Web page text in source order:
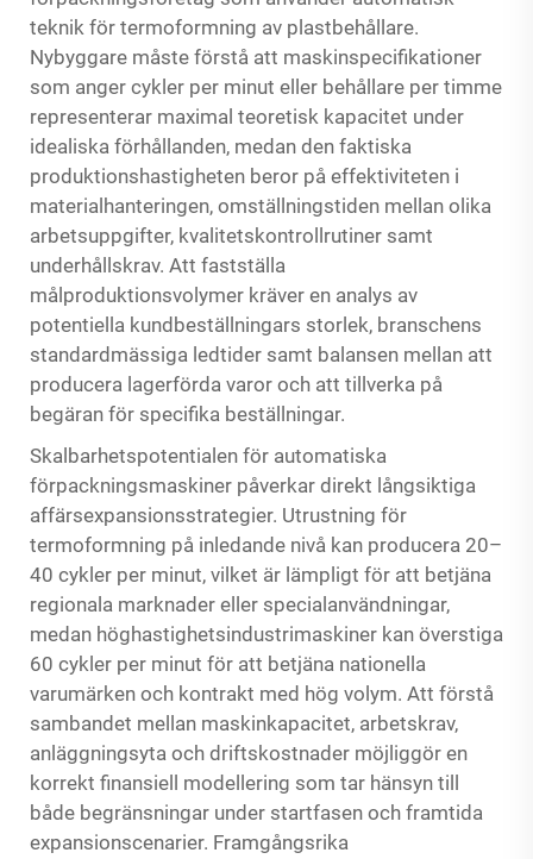
teknik för termoformning av plastbehållare.
Nybyggare måste förstå att maskinspecifikationer
som anger cykler per minut eller behållare per timme
representerar maximal teoretisk kapacitet under
idealiska förhållanden, medan den faktiska
produktionshastigheten beror på effektiviteten i
materialhanteringen, omställningstiden mellan olika
arbetsuppgifter, kvalitetskontrollrutiner samt
underhållskrav. Att fastställa
målproduktionsvolymer kräver en analys av
potentiella kundbeställningars storlek, branschens
standardmässiga ledtider samt balansen mellan att
producera lagerförda varor och att tillverka på
begäran för specifika beställningar.
Skalbarhetspotentialen för automatiska
förpackningsmaskiner påverkar direkt långsiktiga
affärsexpansionsstrategier. Utrustning för
termoformning på inledande nivå kan producera 20–
40 cykler per minut, vilket är lämpligt för att betjäna
regionala marknader eller specialanvändningar,
medan höghastighetsindustrimaskiner kan överstiga
60 cykler per minut för att betjäna nationella
varumärken och kontrakt med hög volym. Att förstå
sambandet mellan maskinkapacitet, arbetskrav,
anläggningsyta och driftskostnader möjliggör en
korrekt finansiell modellering som tar hänsyn till
både begränsningar under startfasen och framtida
expansionscenarier. Framgångsrika